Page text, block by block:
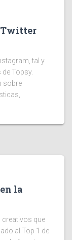
Twitter
tal y
Topsy.
sobre
la
creativos que
al Top 1 de